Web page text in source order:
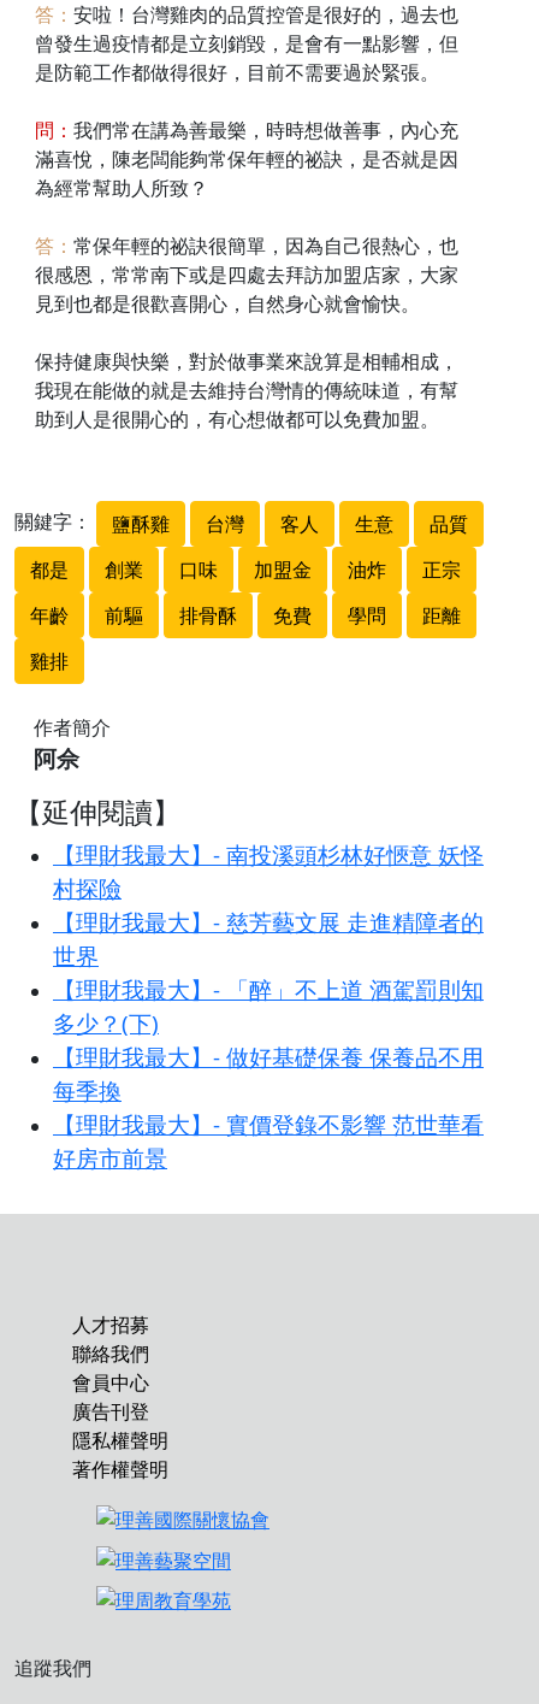
答： 安啦！台灣雞肉的品質控管是很好的，過去也
曾發生過疫情都是立刻銷毀，是會有一點影響，但
是防範工作都做得很好，目前不需要過於緊張。
問： 我們常在講為善最樂，時時想做善事，內心充
滿喜悅，陳老闆能夠常保年輕的祕訣，是否就是因
為經常幫助人所致？
答： 常保年輕的祕訣很簡單，因為自己很熱心，也
很感恩，常常南下或是四處去拜訪加盟店家，大家
見到也都是很歡喜開心，自然身心就會愉快。
保持健康與快樂，對於做事業來說算是相輔相成，
我現在能做的就是去維持台灣情的傳統味道，有幫
助到人是很開心的，有心想做都可以免費加盟。
關鍵字： 鹽酥雞 台灣 客人 生意
品質
都是
創業 口味 加盟金 油炸
正宗
年齡
前驅 排骨酥 免費 學問
距離
雞排
作者簡介
阿佘
【延伸閱讀】
【理財我最大】- 南投溪頭杉林好愜意 妖怪
村探險
【理財我最大】- 慈芳藝文展 走進精障者的
世界
【理財我最大】- 「醉」不上道 酒駕罰則知
多少？(下)
【理財我最大】- 做好基礎保養 保養品不用
每季換
【理財我最大】- 實價登錄不影響 范世華看
好房市前景
人才招募
聯絡我們
會員中心
廣告刊登
隱私權聲明
著作權聲明
追蹤我們